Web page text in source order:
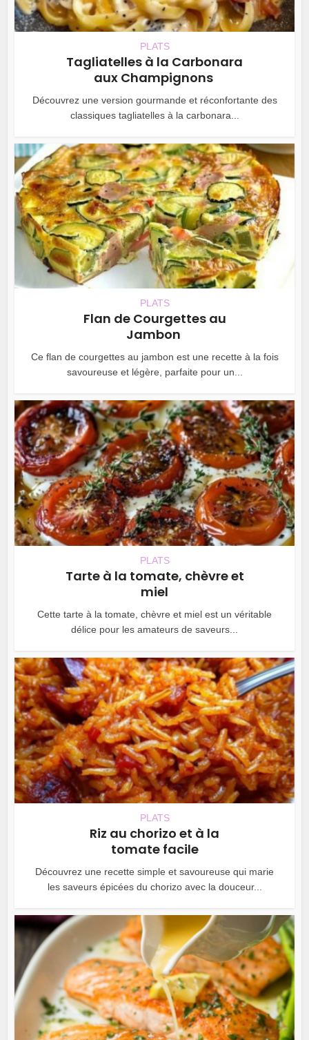
PLATS
Tagliatelles à la Carbonara
aux Champignons
Découvrez une version gourmande et réconfortante des
classiques tagliatelles à la carbonara...
PLATS
Flan de Courgettes au
Jambon
Ce flan de courgettes au jambon est une recette à la fois
savoureuse et légère, parfaite pour un...
PLATS
Tarte à la tomate, chèvre et
miel
Cette tarte à la tomate, chèvre et miel est un véritable
délice pour les amateurs de saveurs...
PLATS
Riz au chorizo et à la
tomate facile
Découvrez une recette simple et savoureuse qui marie
les saveurs épicées du chorizo avec la douceur...